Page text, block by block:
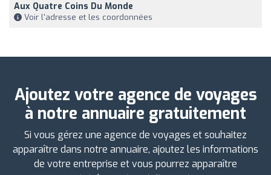
Aux Quatre Coins Du Monde
Voir l'adresse et les coordonnées
Ajoutez votre agence de voyages
à notre annuaire gratuitement
Si vous gérez une agence de voyages et souhaitez
apparaître dans notre annuaire, ajoutez les informations
de votre entreprise et vous pourrez apparaître